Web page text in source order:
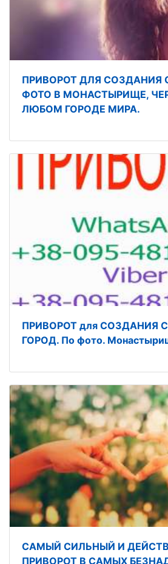
ПРИВОРОТ ДЛЯ СОЗДАНИЯ
ФОТО В МОНАСТЫРИЩЕ,
ЛЮБОМ ГОРОДЕ МИРА.
ПРИВОРОТ для СОЗДАНИЯ
ГОРОД. По фото.
САМЫЙ СИЛЬНЫЙ И
ПРИВОРОТ В САМЫХ